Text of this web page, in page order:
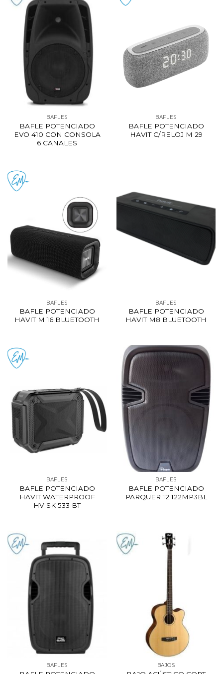
BAFLES
BAFLE POTENCIADO
EVO 410 CON CONSOLA
6 CANALES
BAFLES
BAFLE POTENCIADO
HAVIT C/RELOJ M 29
BAFLES
BAFLE POTENCIADO
HAVIT M 16 BLUETOOTH
BAFLES
BAFLE POTENCIADO
HAVIT M8 BLUETOOTH
BAFLES
BAFLE POTENCIADO
HAVIT WATERPROOF
HV-SK 533 BT
BAFLES
BAFLE POTENCIADO
PARQUER 12 122MP3BL
BAFLES BAJOS